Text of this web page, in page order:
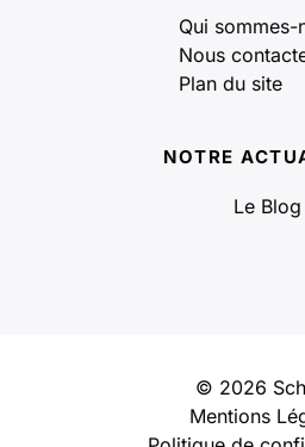
Qui sommes-
Nous
Plan du site
NOTRE
Le Blog
© 2026
Mentions